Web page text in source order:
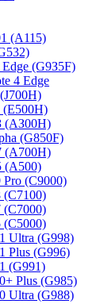
(A115)
(G9З5F)
4 Edge
(E500H)
(AЗ00H)
(G850F)
(A700H)
(A500)
Pro (C9000)
(C7100)
(C7000)
(C5000)
Ultra (G998)
Plus (G996)
(G991)
Plus (G985)
Ultra (G988)